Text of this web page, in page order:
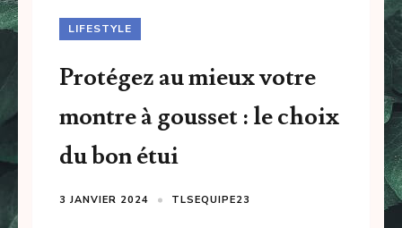
LIFESTYLE
Protégez au mieux votre
montre à gousset : le choix
du bon étui
3 JANVIER 2024 TLSEQUIPE23